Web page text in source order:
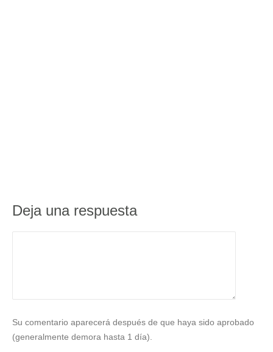
Deja una respuesta
Su comentario aparecerá después de que haya sido aprobado
(generalmente demora hasta 1 día).